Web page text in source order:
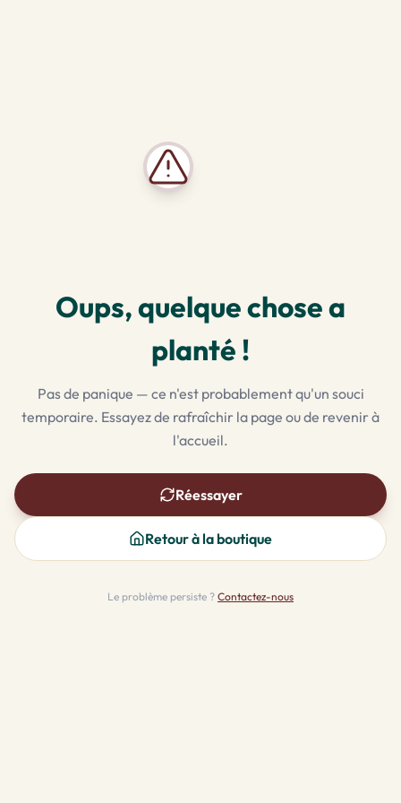
Oups, quelque chose a
planté !
Pas de panique — ce n'est probablement qu'un souci
temporaire. Essayez de rafraîchir la page ou de revenir à
l'accueil.
Réessayer
Retour à la boutique
Le problème persiste ? Contactez-nous